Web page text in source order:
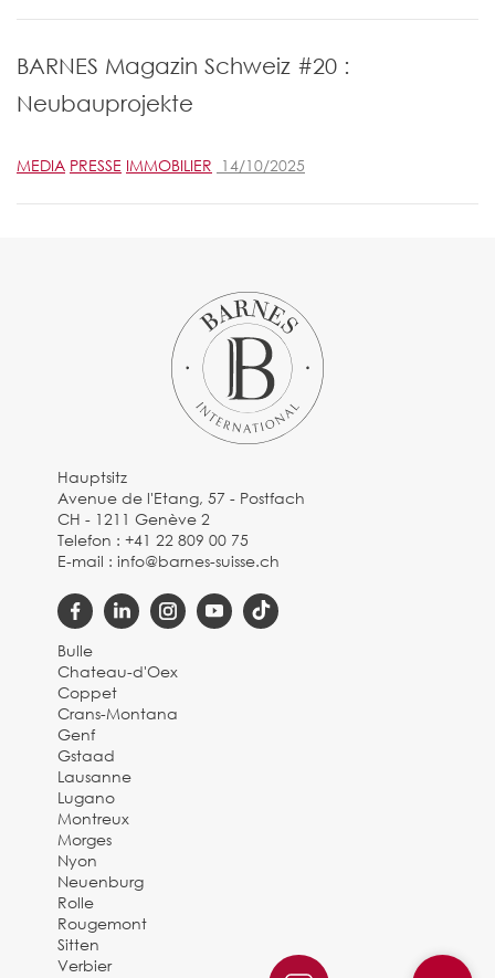
BARNES Magazin Schweiz #20 :
Neubauprojekte
MEDIA PRESSE IMMOBILIER 14/10/2025
Hauptsitz
Avenue de l'Etang, 57 - Postfach
CH - 1211 Genève 2
Telefon :+41 22 809 00 75
E-mail :info@barnes-suisse.ch
Bulle
Chateau-d'Oex
Coppet
Crans-Montana
Genf
Gstaad
Lausanne
Lugano
Montreux
Morges
Nyon
Neuenburg
Rolle
Rougemont
Sitten
Verbier